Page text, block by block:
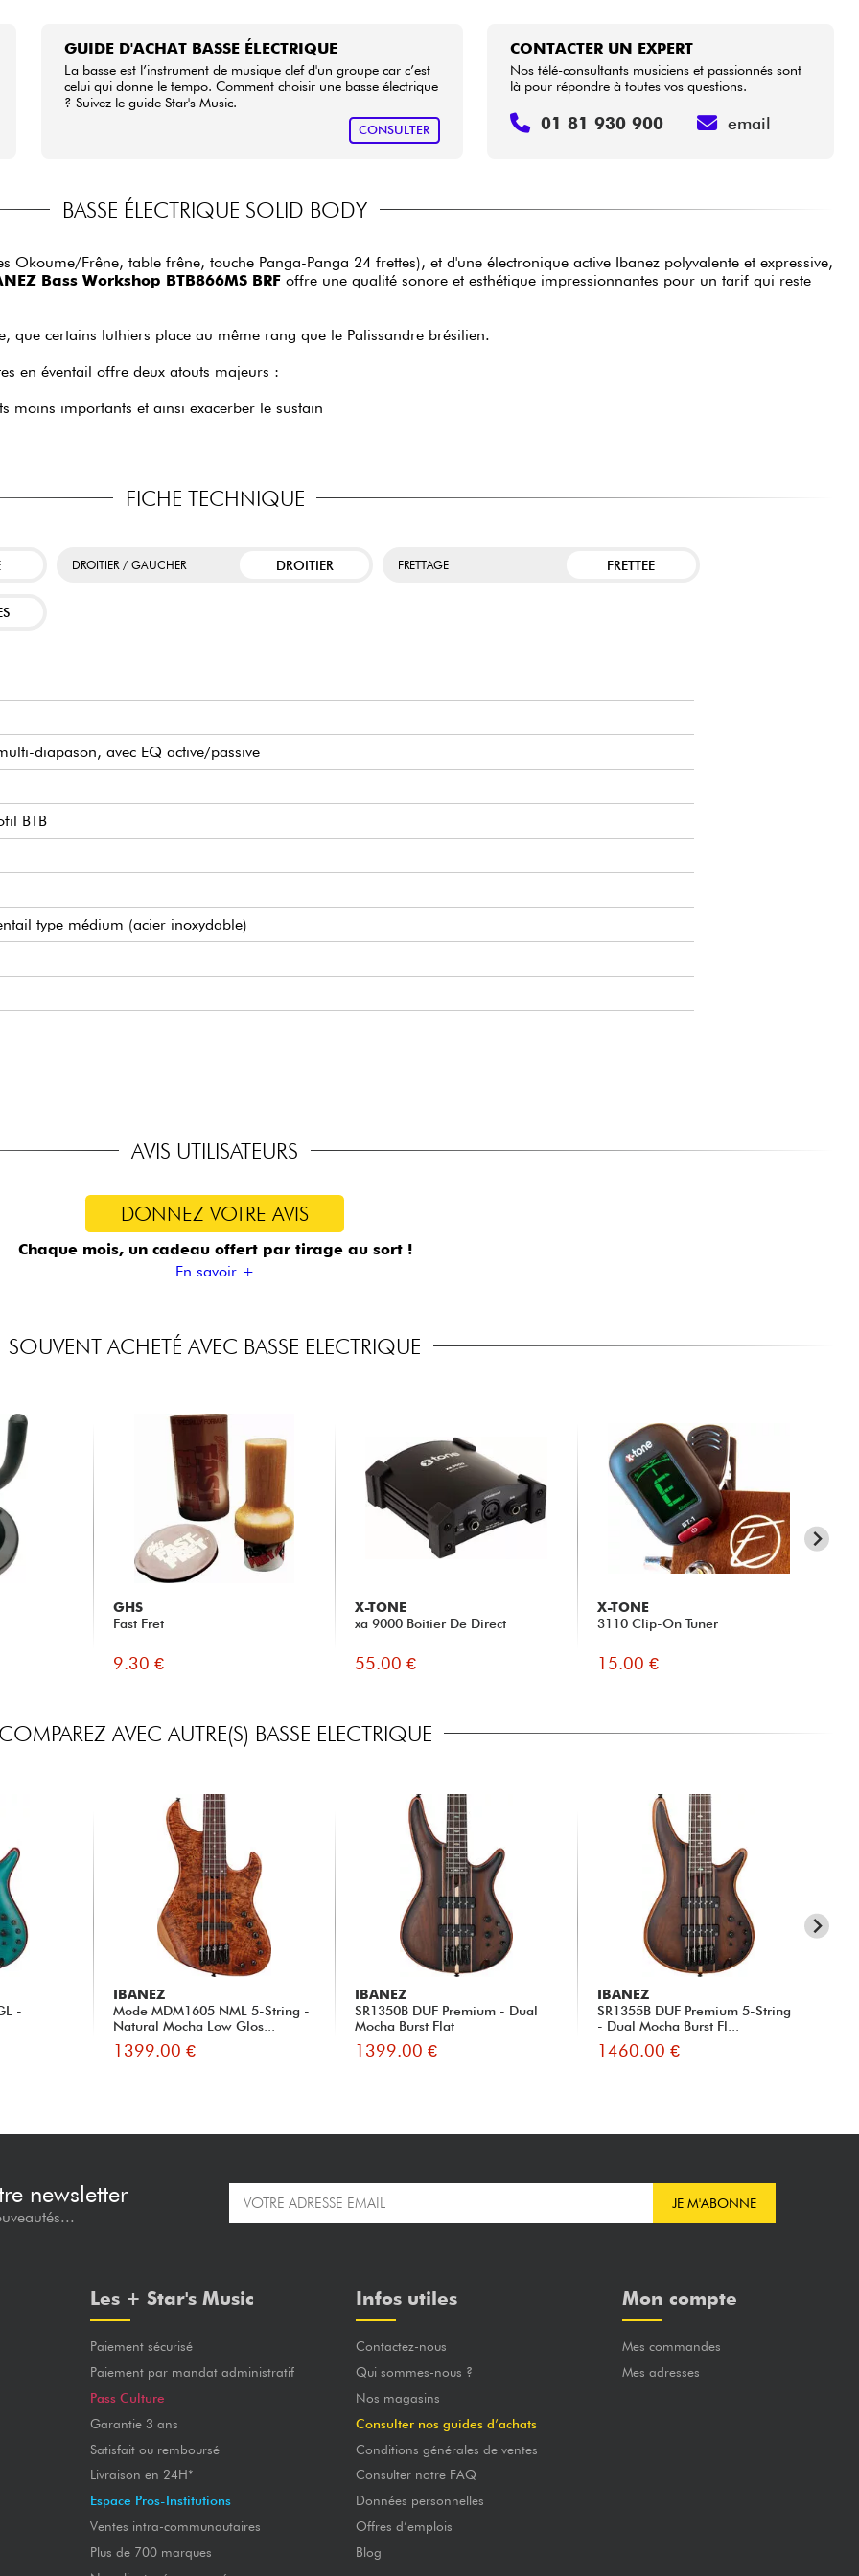
GUIDE D'ACHAT BASSE ÉLECTRIQUE
La basse est l’instrument de musique clef d'un groupe car c’est
celui qui donne le tempo. Comment choisir une basse électrique
? Suivez le guide Star's Music.
CONSULTER
CONTACTER UN EXPERT
Nos télé-consultants musiciens et passionnés sont
là pour répondre à toutes vos questions.
01 81 930 900 email
BASSE ÉLECTRIQUE SOLID BODY
Okoume/Frêne, table frêne, touche Panga-Panga 24 frettes), et d'une électronique active Ibanez polyvalente et expressive,
Bass Workshop BTB866MS BRFoffre une qualité sonore et esthétique impressionnantes pour un tarif qui reste
que certains luthiers place au même rang que le Palissandre brésilien.
en éventail offre deux atouts majeurs :
moins importants et ainsi exacerber le sustain
FICHE TECHNIQUE
DROITIER / GAUCHER DROITIER FRETTAGE FRETTEE
diapason, avec EQ active/passive
BTB
type médium (acier inoxydable)
.080/.100MS/.130MS
AVIS UTILISATEURS
DONNEZ VOTRE AVIS
Chaque mois, un cadeau offert par tirage au sort !
En savoir +
SOUVENT ACHETÉ AVEC BASSE ELECTRIQUE
GHS
Fast Fret
9.30 €
X-TONE
xa 9000 Boitier De Direct
55.00 €
X-TONE
3110 Clip-On Tuner
15.00 €
COMPAREZ AVEC AUTRE(S) BASSE ELECTRIQUE
-
IBANEZ
Mode MDM1605 NML 5-String -
Natural Mocha Low Glos...
1399.00 €
IBANEZ
SR1350B DUF Premium - Dual
Mocha Burst Flat
1399.00 €
IBANEZ
SR1355B DUF Premium 5-String
- Dual Mocha Burst Fl...
1460.00 €
newsletter JE M'ABONNE
Les + Star's Music
Paiement sécurisé
Paiement par mandat administratif
Pass Culture
Garantie 3 ans
Satisfait ou remboursé
Livraison en 24H*
Espace Pros-Institutions
Ventes intra-communautaires
Plus de 700 marques
Infos utiles
Contactez-nous
Qui sommes-nous ?
Nos magasins
Consulter nos guides d’achats
Conditions générales de ventes
Consulter notre FAQ
Données personnelles
Offres d’emplois
Blog
Mon compte
Mes commandes
Mes adresses